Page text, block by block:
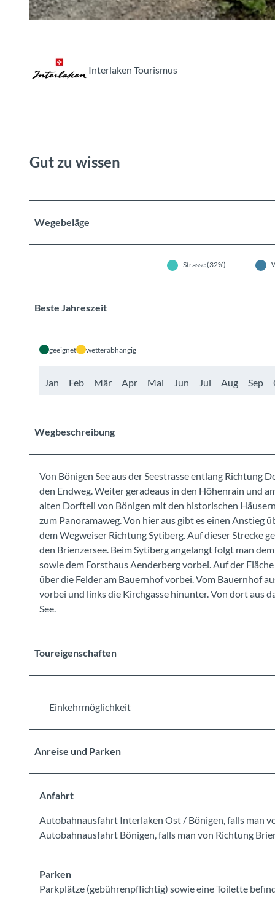
Interlaken Tourismus
Gut zu wissen
Wegebeläge
Strasse (32%)
Beste Jahreszeit
geeignet wetterabhängig
Jan Feb Mär Apr Mai Jun Jul Aug Sep
Wegbeschreibung
Von Bönigen See aus der Seestrasse entlang Richtung
den Endweg. Weiter geradeaus in den Höhenrain und
alten Dorfteil von Bönigen mit den historischen
zum Panoramaweg. Von hier aus gibt es einen Anstieg
dem Wegweiser Richtung Sytiberg. Auf dieser Strecke
den Brienzersee. Beim Sytiberg angelangt folgt man
sowie dem Forsthaus Aenderberg vorbei. Auf der
über die Felder am Bauernhof vorbei. Vom Bauernhof
vorbei und links die Kirchgasse hinunter. Von dort aus
See.
Toureigenschaften
Einkehrmöglichkeit
Anreise und Parken
Anfahrt
Autobahnausfahrt Interlaken Ost / Bönigen, falls man
Autobahnausfahrt Bönigen, falls man von Richtung
Parken
Parkplätze (gebührenpflichtig) sowie eine Toilette